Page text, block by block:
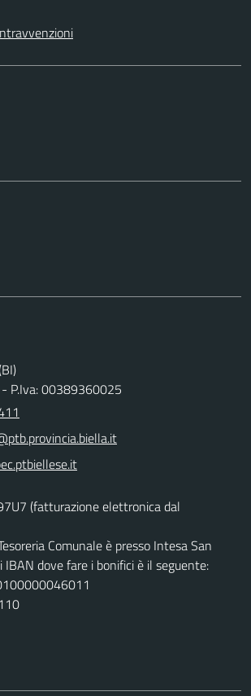
P.Iva: 00389360025
(fatturazione elettronica dal
Comunale è presso Intesa San
IBAN dove fare i bonifici è il seguente: